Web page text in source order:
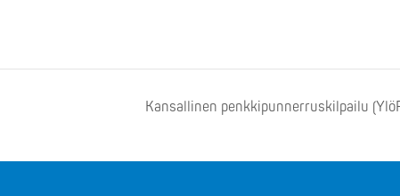
Kansallinen penkkipunnerruskilpailu